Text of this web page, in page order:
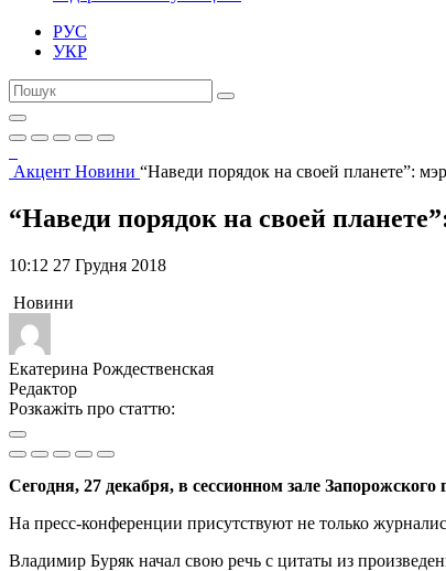
РУС
УКР
Акцент Новини “Наведи порядок на своей планете”:
“Наведи порядок на своей
10:12 27 Грудня 2018
Новини
Екатерина Рождественская
Редактор
Розкажіть про статтю:
Сегодня, 27 декабря, в сессионном зале
На пресс-конференции присутствуют не только
Владимир Буряк начал свою речь с цитаты из